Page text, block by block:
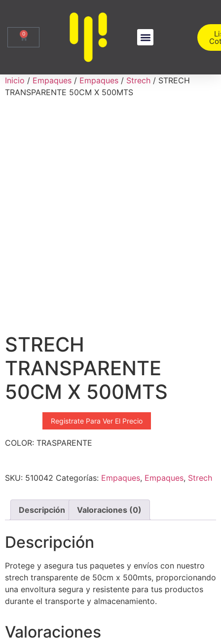
0
Inicio / Empaques / Empaques / Strech / STRECH
TRANSPARENTE 50CM X 500MTS
STRECH
TRANSPARENTE
50CM X 500MTS
Registrate Para Ver El Precio
COLOR: TRASPARENTE
SKU: 510042 Categorías: Empaques, Empaques, Strech
Descripción Valoraciones (0)
Descripción
Protege y asegura tus paquetes y envíos con nuestro
strech transparente de 50cm x 500mts, proporcionando
una envoltura segura y resistente para tus productos
durante el transporte y almacenamiento.
Valoraciones